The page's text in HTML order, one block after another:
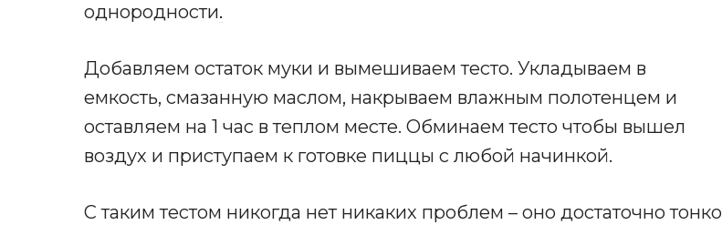
однородности.
Добавляем остаток муки и вымешиваем тесто. Укладываем в
емкость, смазанную маслом, накрываем влажным полотенцем и
оставляем на 1 час в теплом месте. Обминаем тесто чтобы вышел
воздух и приступаем к готовке пиццы с любой начинкой.
С таким тестом никогда нет никаких проблем – оно достаточно тонко